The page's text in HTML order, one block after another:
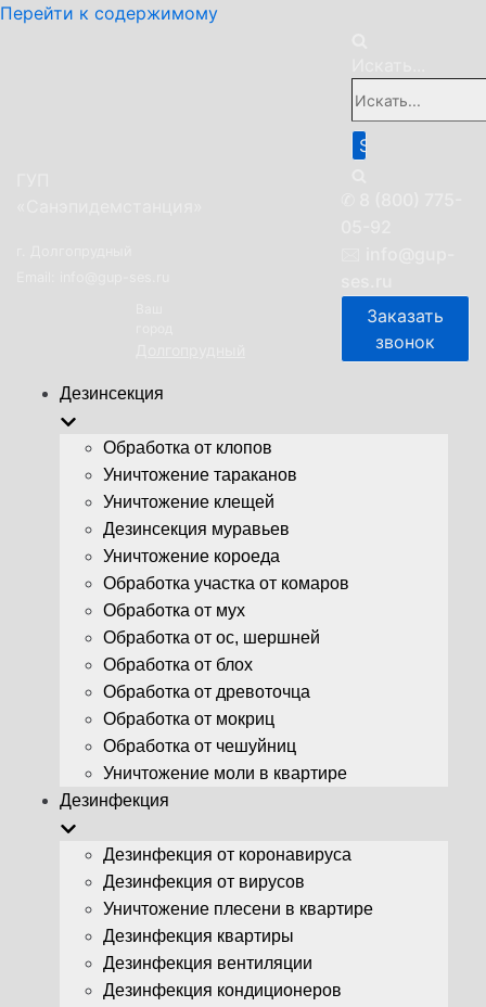
Перейти к содержимому
Заказать
звонок
Дезинсекция
Обработка от клопов
Уничтожение тараканов
Уничтожение клещей
Дезинсекция муравьев
Уничтожение короеда
Обработка участка от комаров
Обработка от мух
Обработка от ос, шершней
Обработка от блох
Обработка от древоточца
Обработка от мокриц
Обработка от чешуйниц
Уничтожение моли в квартире
Дезинфекция
Дезинфекция от коронавируса
Дезинфекция от вирусов
Уничтожение плесени в квартире
Дезинфекция квартиры
Дезинфекция вентиляции
Дезинфекция кондиционеров